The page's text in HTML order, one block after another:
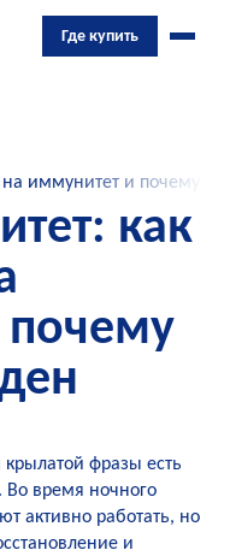
Где купить
иммунитет и почему
как
крылатой фразы есть
время ночного
активно работать, но
и